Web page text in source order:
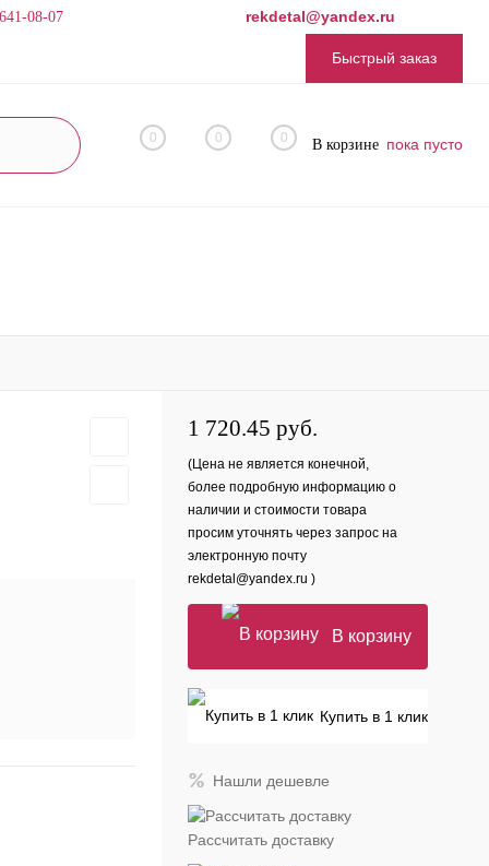
08-07 rekdetal@yandex.ru
Быстрый заказ
0 0 0 В корзине пока пусто
1 720.45 руб.
(Цена не является конечной,
более подробную информацию о
наличии и стоимости товара
просим уточнять через запрос на
электронную почту
rekdetal@yandex.ru )
В корзину
Купить в 1 клик
Нашли дешевле
Рассчитать доставку